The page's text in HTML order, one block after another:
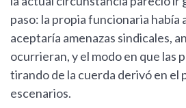
paso: la propia funcionaria había
aceptaría amenazas sindicales,
ocurrieran, y el modo en que las
tirando de la cuerda derivó en el
escenarios.